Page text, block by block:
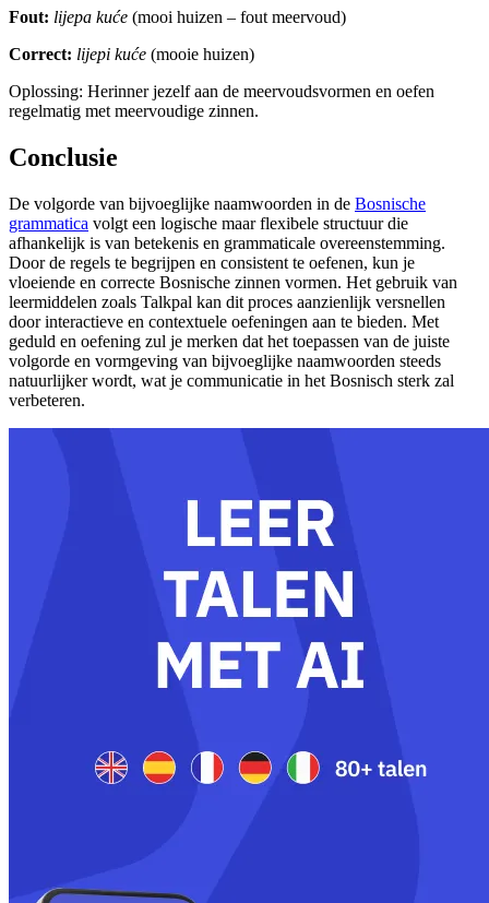
Fout: lijepa kuće (mooi huizen – fout meervoud)
Correct: lijepi kuće (mooie huizen)
Oplossing: Herinner jezelf aan de meervoudsvormen en oefen
regelmatig met meervoudige zinnen.
Conclusie
De volgorde van bijvoeglijke naamwoorden in de Bosnische
grammatica volgt een logische maar flexibele structuur die
afhankelijk is van betekenis en grammaticale overeenstemming.
Door de regels te begrijpen en consistent te oefenen, kun je
vloeiende en correcte Bosnische zinnen vormen. Het gebruik van
leermiddelen zoals Talkpal kan dit proces aanzienlijk versnellen
door interactieve en contextuele oefeningen aan te bieden. Met
geduld en oefening zul je merken dat het toepassen van de juiste
volgorde en vormgeving van bijvoeglijke naamwoorden steeds
natuurlijker wordt, wat je communicatie in het Bosnisch sterk zal
verbeteren.